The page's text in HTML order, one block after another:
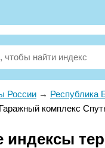
России → Республика
комплекс
индексы